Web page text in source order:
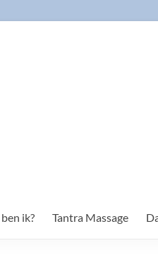
ik? Tantra Massage